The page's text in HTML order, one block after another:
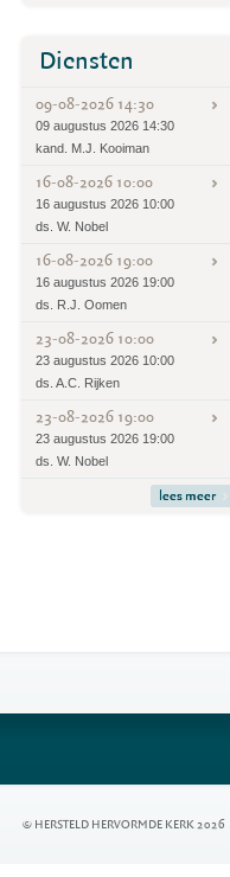
Diensten
09-08-2026 14:30
09 augustus 2026 14:30
kand. M.J. Kooiman
16-08-2026 10:00
16 augustus 2026 10:00
ds. W. Nobel
16-08-2026 19:00
16 augustus 2026 19:00
ds. R.J. Oomen
23-08-2026 10:00
23 augustus 2026 10:00
ds. A.C. Rijken
23-08-2026 19:00
23 augustus 2026 19:00
ds. W. Nobel
lees meer
© HERSTELD HERVORMDE KERK 2026